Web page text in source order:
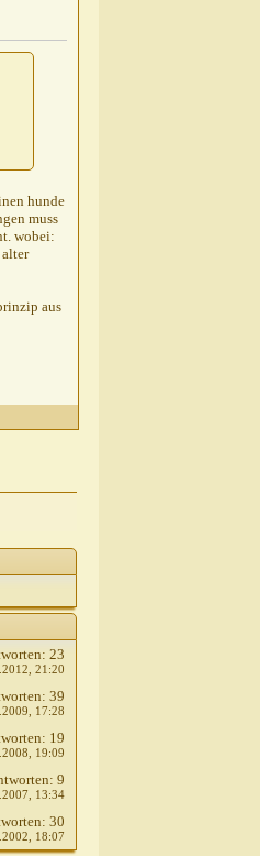
hunde
muss
wobei:
alter
aus
23
21:20
39
17:28
19
19:09
9
13:34
30
18:07